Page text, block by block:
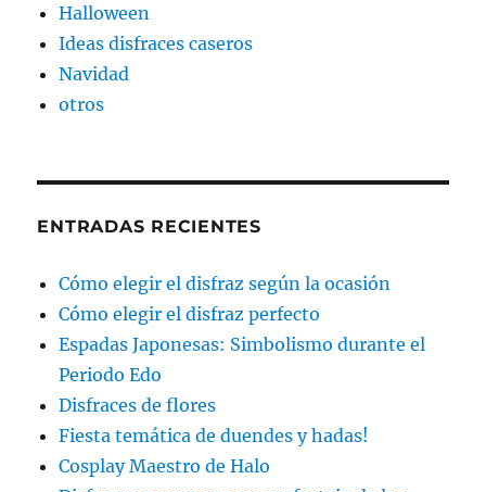
Halloween
Ideas disfraces caseros
Navidad
otros
ENTRADAS RECIENTES
Cómo elegir el disfraz según la ocasión
Cómo elegir el disfraz perfecto
Espadas Japonesas: Simbolismo durante el
Periodo Edo
Disfraces de flores
Fiesta temática de duendes y hadas!
Cosplay Maestro de Halo